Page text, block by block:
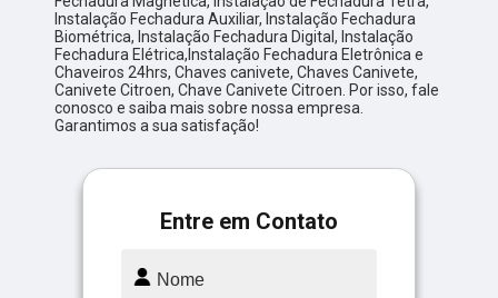
Instalação Fechadura Auxiliar, Instalação Fechadura
Biométrica, Instalação Fechadura Digital, Instalação
Fechadura Elétrica,Instalação Fechadura Eletrônica e
Chaveiros 24hrs, Chaves canivete, Chaves Canivete,
Canivete Citroen, Chave Canivete Citroen. Por isso, fale
conosco e saiba mais sobre nossa empresa.
Garantimos a sua satisfação!
Entre em Contato